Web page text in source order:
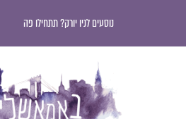
נוסעים לניו יורק? תתחילו פה